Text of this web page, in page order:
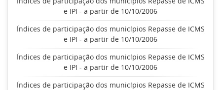
e IPI - a partir de 10/10/2006
Índices de participação dos municípios Repasse de ICMS
e IPI - a partir de 10/10/2006
Índices de participação dos municípios Repasse de ICMS
e IPI - a partir de 10/10/2006
Índices de participação dos municípios Repasse de ICMS